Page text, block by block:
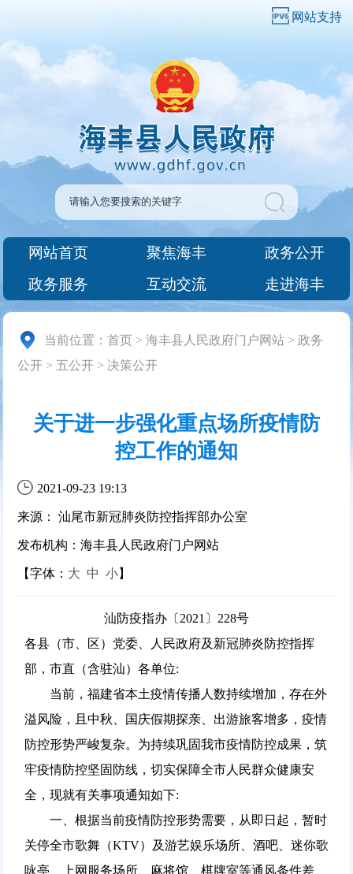
网站支持
网站首页 聚焦海丰
政务公开
政务服务
互动交流 走进海丰
当前位置：首页 >海丰县人民政府门户网站 >政务
公开 > 五公开 > 决策公开
关于进一步强化重点场所疫情防
控工作的通知
2021-09-23 19:13
来源： 汕尾市新冠肺炎防控指挥部办公室
发布机构：海丰县人民政府门户网站
【字体： 大 中 小】
汕防疫指办〔2021〕228号
各县（市、区）党委、人民政府及新冠肺炎防控指挥
部，市直（含驻汕）各单位:
当前，福建省本土疫情传播人数持续增加，存在外
溢风险，且中秋、国庆假期探亲、出游旅客增多，疫情
防控形势严峻复杂。为持续巩固我市疫情防控成果，筑
牢疫情防控坚固防线，切实保障全市人民群众健康安
全，现就有关事项通知如下:
一、根据当前疫情防控形势需要，从即日起，暂时
关停全市歌舞（KTV）及游艺娱乐场所、酒吧、迷你歌
咏亭、上网服务场所、麻将馆、棋牌室等通风条件差、